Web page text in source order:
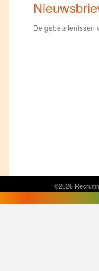
De gebeurtenissen
©2026